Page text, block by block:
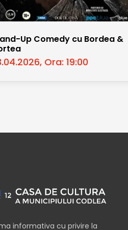
Up Comedy cu Bordea &
Ora: 19:00
informativa cu privire la